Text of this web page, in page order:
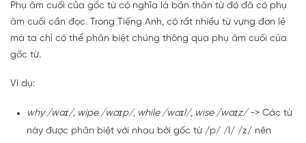
Phụ âm cuối của gốc từ có nghĩa là bản thân từ đó đã có phụ
âm cuối cần đọc. Trong Tiếng Anh, có rất nhiều từ vựng đơn lẻ
mà ta chỉ có thể phân biệt chúng thông qua phụ âm cuối của
gốc từ.
Ví dụ:
why /waɪ/, wipe /waɪp/, while /waɪl/, wise /waɪz/-> Các từ
này được phân biệt với nhau bởi gốc từ /p/ /l/ /z/ nên